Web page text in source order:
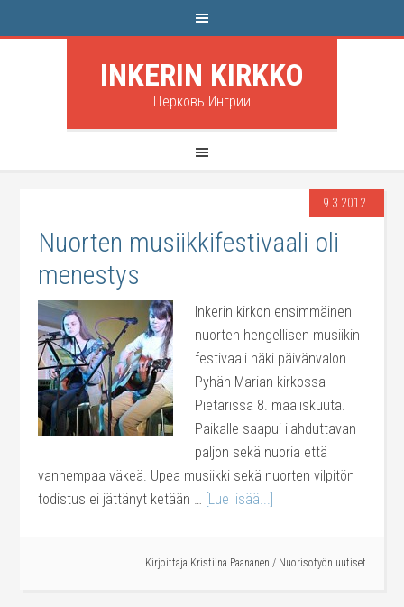
INKERIN KIRKKO
Церковь Ингрии
9.3.2012
Nuorten musiikkifestivaali oli
menestys
Inkerin kirkon ensimmäinen
nuorten hengellisen musiikin
festivaali näki päivänvalon
Pyhän Marian kirkossa
Pietarissa 8. maaliskuuta.
Paikalle saapui ilahduttavan
paljon sekä nuoria että
vanhempaa väkeä. Upea musiikki sekä nuorten vilpitön
todistus ei jättänyt ketään … [Lue lisää...]
Kirjoittaja Kristiina Paananen / Nuorisotyön uutiset